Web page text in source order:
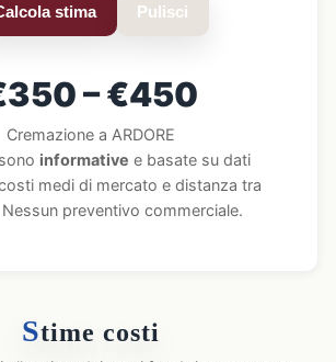
stima Pulisci
– €450
Cremazione a ARDORE
informative e basate su dati
medi di mercato e distanza tra
preventivo commerciale.
Stime costi